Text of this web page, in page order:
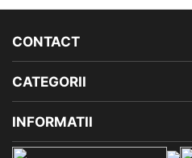
sunt ideale pentru umplerea
rosturilor si fixarea
contact cu umiditatea din
Spume poliuretanice
solutie profesionala cu o
intarire rapida, utilizate in
CONTACT
CATEGORII
INFORMATII